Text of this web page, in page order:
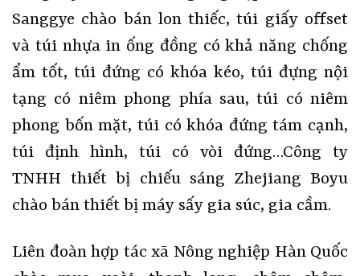
Sanggye chào bán lon thiếc, túi giấy offset
và túi nhựa in ống đồng có khả năng chống
ẩm tốt, túi đứng có khóa kéo, túi đựng nội
tạng có niêm phong phía sau, túi có niêm
phong bốn mặt, túi có khóa đứng tám cạnh,
túi định hình, túi có vòi đứng…Công ty
TNHH thiết bị chiếu sáng Zhejiang Boyu
chào bán thiết bị máy sấy gia súc, gia cầm.
Liên đoàn hợp tác xã Nông nghiệp Hàn Quốc